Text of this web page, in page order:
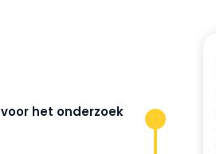
voor het onderzoek